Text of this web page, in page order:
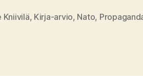
Kniivilä, Kirja-arvio, Nato,